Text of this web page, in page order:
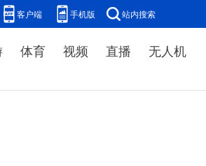
客户端 手机版 站内搜索
体育 视频 直播 无人机